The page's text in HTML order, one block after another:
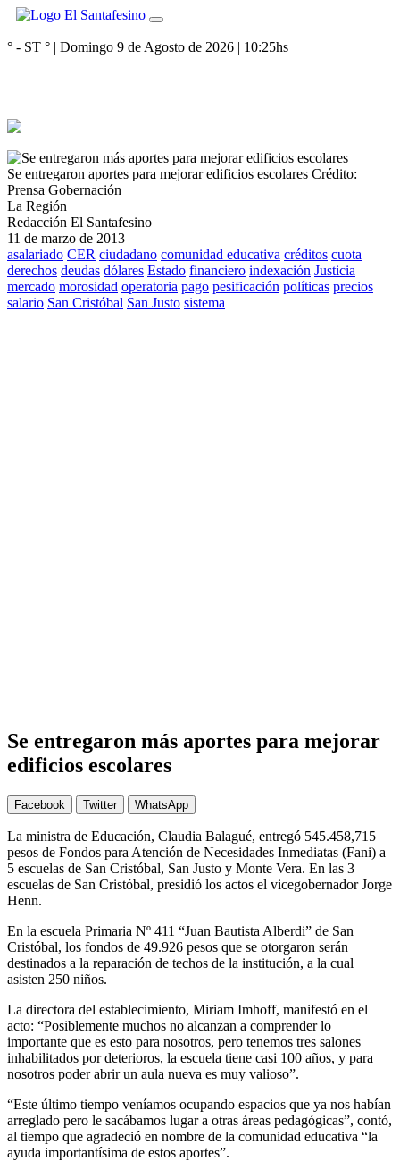
° - ST ° | Domingo 9 de Agosto de 2026 | 10:25hs
Se entregaron aportes para mejorar edificios escolares Crédito:
Prensa Gobernación
La Región
Redacción El Santafesino
11 de marzo de 2013
asalariado CER ciudadano comunidad educativa créditos cuota
derechos deudas dólares Estado financiero indexación Justicia
mercado morosidad operatoria pago pesificación políticas precios
salario San Cristóbal San Justo sistema
Se entregaron más aportes para mejorar
edificios escolares
Facebook Twitter WhatsApp
La ministra de Educación, Claudia Balagué, entregó 545.458,715
pesos de Fondos para Atención de Necesidades Inmediatas (Fani) a
5 escuelas de San Cristóbal, San Justo y Monte Vera. En las 3
escuelas de San Cristóbal, presidió los actos el vicegobernador Jorge
Henn.
En la escuela Primaria Nº 411 “Juan Bautista Alberdi” de San
Cristóbal, los fondos de 49.926 pesos que se otorgaron serán
destinados a la reparación de techos de la institución, a la cual
asisten 250 niños.
La directora del establecimiento, Miriam Imhoff, manifestó en el
acto: “Posiblemente muchos no alcanzan a comprender lo
importante que es esto para nosotros, pero tenemos tres salones
inhabilitados por deterioros, la escuela tiene casi 100 años, y para
nosotros poder abrir un aula nueva es muy valioso”.
“Este último tiempo veníamos ocupando espacios que ya nos habían
arreglado pero le sacábamos lugar a otras áreas pedagógicas”, contó,
al tiempo que agradeció en nombre de la comunidad educativa “la
ayuda importantísima de estos aportes”.